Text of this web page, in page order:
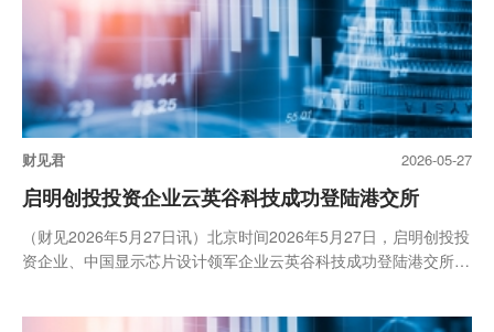
财见君 2026-05-27
启明创投投资企业云英谷科技成功登陆港交所
（财见2026年5月27日讯）北京时间2026年5月27日，启明创投投
资企业、中国显示芯片设计领军企业云英谷科技成功登陆港交所，